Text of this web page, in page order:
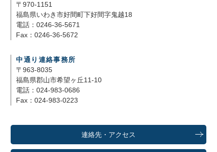
〒970-1151
福島県いわき市好間町下好間字鬼越18
電話：0246-36-5671
Fax：0246-36-5672
中通り連絡事務所
〒963-8035
福島県郡山市希望ヶ丘11-10
電話：024-983-0686
Fax：024-983-0223
連絡先・アクセス